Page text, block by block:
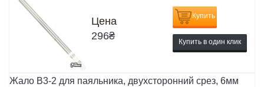
Цена
296₴
Купить
Купить в один клик
Жало B3-2 для паяльника, двухсторонний срез, 6мм